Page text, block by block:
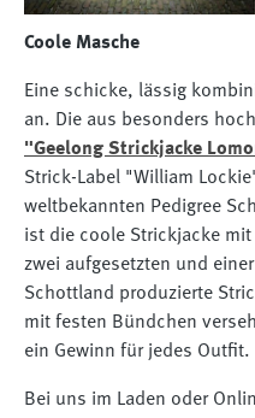
Coole Masche
Eine schicke, lässig
an. Die aus besonders
"Geelong Strickjacke
Strick-Label "William
weltbekannten Pedigree
ist die coole Strickjacke
zwei aufgesetzten und
Schottland produzierte
mit festen Bündchen
ein Gewinn für jedes Outfit.
Bei uns im Laden oder